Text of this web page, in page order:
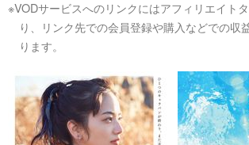
※VODサービスへのリンクにはアフィリエイト
り、リンク先での会員登録や購入などでの収
ります。